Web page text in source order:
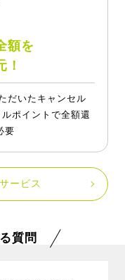
額を
！
だいたキャンセル
ポイントで全額還
要
ービス
質問